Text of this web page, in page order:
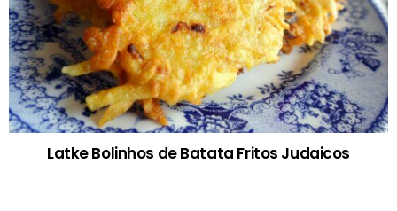
Latke Bolinhos de Batata Fritos Judaicos